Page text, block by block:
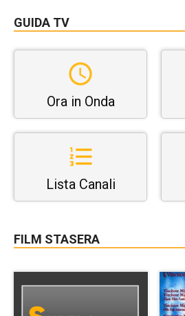
GUIDA TV
Ora in Onda
Lista Canali
FILM STASERA